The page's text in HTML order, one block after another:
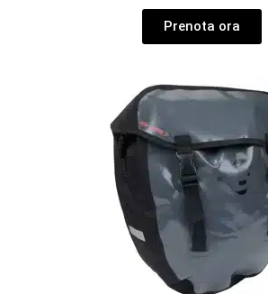
Prenota ora